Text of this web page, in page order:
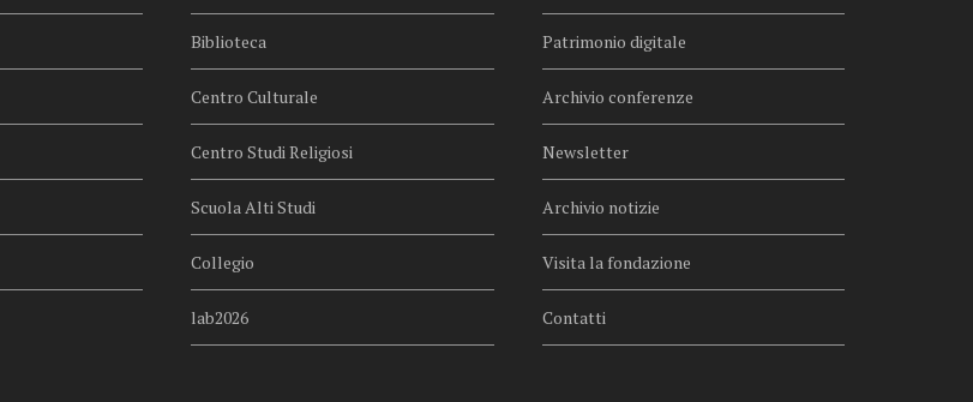
Biblioteca
Centro Culturale
Centro Studi Religiosi
Scuola Alti Studi
Collegio
lab2026
Patrimonio digitale
Archivio conferenze
Newsletter
Archivio notizie
Visita la fondazione
Contatti